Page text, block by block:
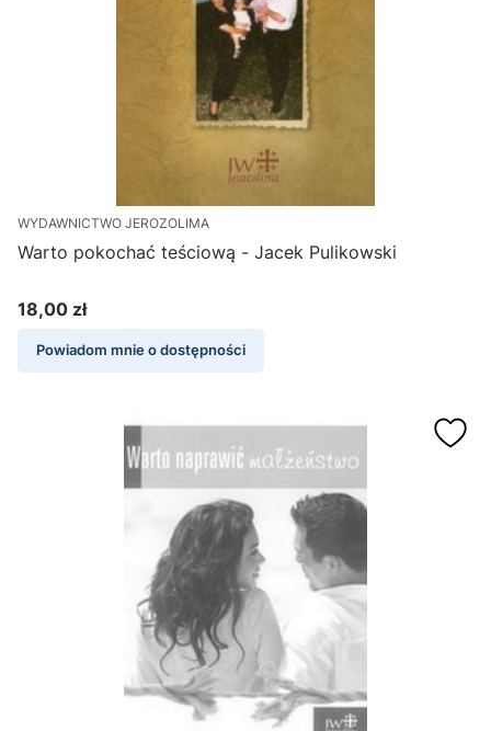
WYDAWNICTWO JEROZOLIMA
Warto pokochać teściową - Jacek Pulikowski
Cena
18,00 zł
Powiadom mnie o dostępności